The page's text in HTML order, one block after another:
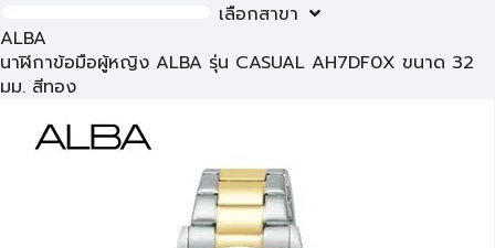
เลือกสาขา
ALBA
นาฬิกาข้อมือผู้หญิง ALBA รุ่น CASUAL AH7DF0X ขนาด 32
มม. สีทอง